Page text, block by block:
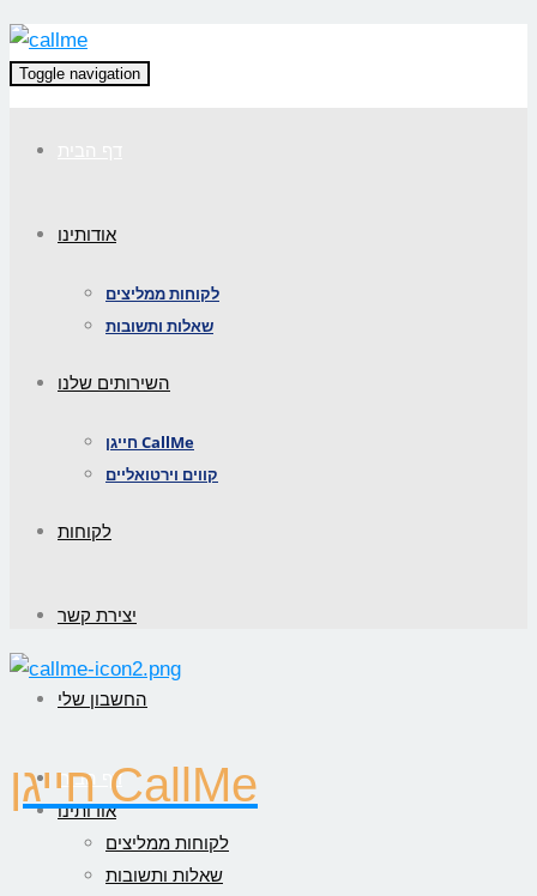
Toggle navigation
אודותינו
לקוחות ממליצים
שאלות ותשובות
השירותים שלנו
חייגן CallMe
קווים וירטואליים
לקוחות
יצירת קשר
החשבון שלי
דף הבית
אודותינו
לקוחות ממליצים
שאלות ותשובות
חייגן CallMe